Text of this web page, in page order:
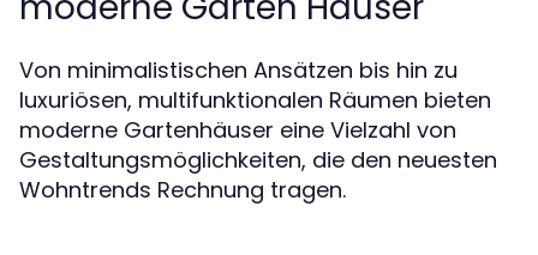
Von minimalistischen Ansätzen bis hin zu
luxuriösen, multifunktionalen Räumen bieten
moderne Gartenhäuser eine Vielzahl von
Gestaltungsmöglichkeiten, die den neuesten
Wohntrends Rechnung tragen.